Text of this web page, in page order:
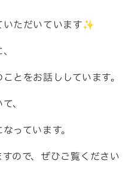
い合わせ
3960
いただいています✨
とをお話ししています。
、
っています。
ので、ぜひご覧ください